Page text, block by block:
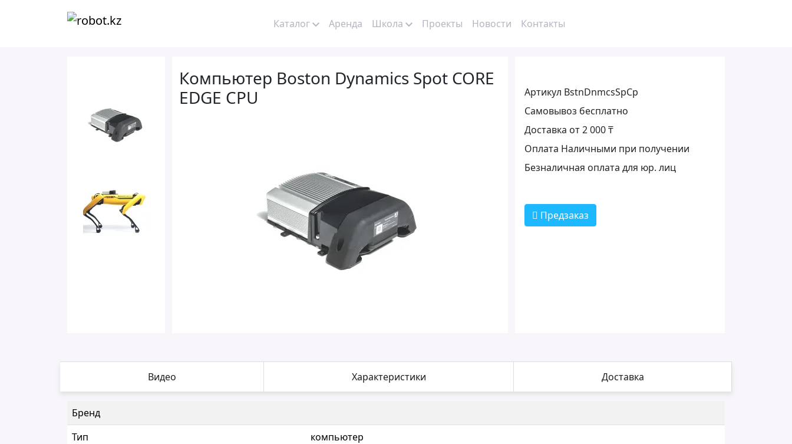
Каталог Аренда Школа Проекты Новости Контакты
Компьютер Boston Dynamics Spot CORE
EDGE CPU
Артикул BstnDnmcsSpCp
Самовывоз бесплатно
Доставка от 2 000 ₸
Оплата Наличными при получении
Безналичная оплата для юр. лиц
Предзаказ
Видео Характеристики Доставка
Бренд
Тип
компьютер